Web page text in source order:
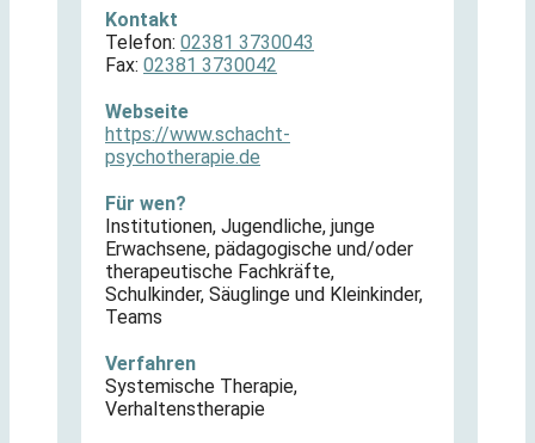
Kontakt
Telefon: 02381 3730043
Fax: 02381 3730042
Webseite
https://www.schacht-
psychotherapie.de
Für wen?
Institutionen, Jugendliche, junge
Erwachsene, pädagogische und/oder
therapeutische Fachkräfte,
Schulkinder, Säuglinge und Kleinkinder,
Teams
Verfahren
Systemische Therapie,
Verhaltenstherapie